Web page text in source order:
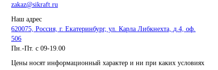
zakaz@sikraft.ru
Наш адрес
620075, Россия, г. Екатеринбург, ул. Карла Либкнехта, д.4, оф.
506
Пн.-Пт. с 09-19.00
Цены носят информационный характер и ни при каких условиях